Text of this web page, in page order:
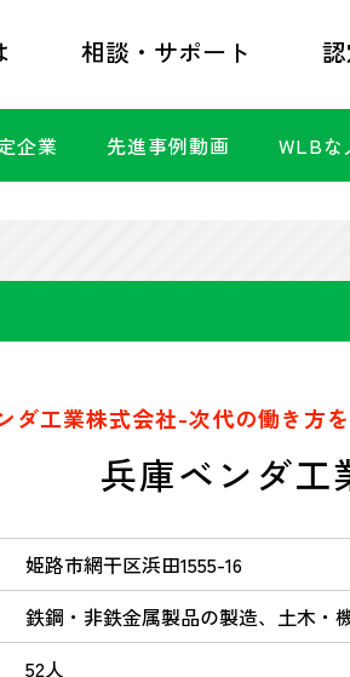
相談・サポート
企業 先進事例動画 WLBな
ダ工業株式会社-次代の働き方
兵庫ベンダ工
姫路市網干区浜田1555-16
鉄鋼・非鉄金属製品の製造、土木・
52人